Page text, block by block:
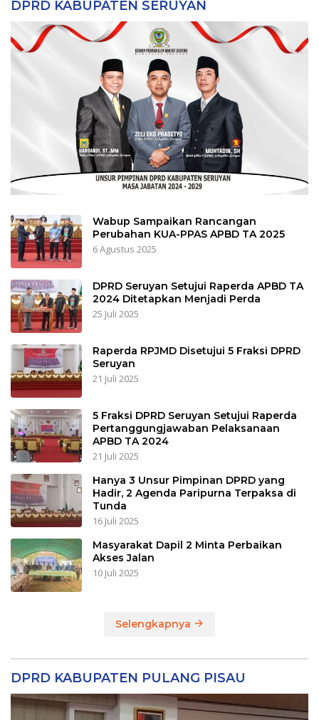
DPRD KABUPATEN SERUYAN
Wabup Sampaikan Rancangan
Perubahan KUA-PPAS APBD TA 2025
6 Agustus 2025
DPRD Seruyan Setujui Raperda APBD TA
2024 Ditetapkan Menjadi Perda
25 Juli 2025
Raperda RPJMD Disetujui 5 Fraksi DPRD
Seruyan
21 Juli 2025
5 Fraksi DPRD Seruyan Setujui Raperda
Pertanggungjawaban Pelaksanaan
APBD TA 2024
21 Juli 2025
Hanya 3 Unsur Pimpinan DPRD yang
Hadir, 2 Agenda Paripurna Terpaksa di
Tunda
16 Juli 2025
Masyarakat Dapil 2 Minta Perbaikan
Akses Jalan
10 Juli 2025
Selengkapnya
DPRD KABUPATEN PULANG PISAU